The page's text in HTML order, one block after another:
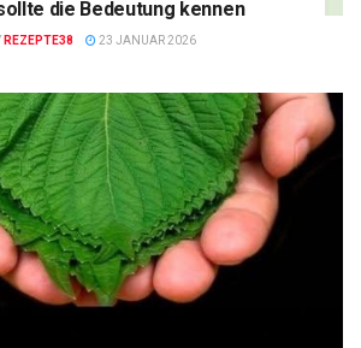
die Bedeutung kennen
REZEPTE38 23 JANUAR 2026